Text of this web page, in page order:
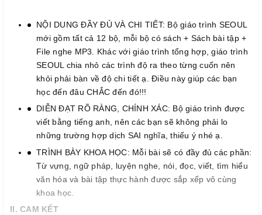
NỘI DUNG ĐẦY ĐỦ VÀ CHI TIẾT: Bộ giáo trình SEOUL
mới gồm tất cả 12 bộ, mỗi bộ có sách + Sách bài tập +
File nghe MP3. Khác với giáo trình tổng hợp, giáo trình
SEOUL chia nhỏ các trình độ ra theo từng cuốn nên
khỏi phải bàn về độ chi tiết ạ. Điều này giúp các bạn
học đến đâu CHẮC đến đó!!!
DIỄN ĐẠT RÕ RÀNG, CHÍNH XÁC: Bộ giáo trình được
viết bằng tiếng anh, nên các bạn sẽ không phải lo
những trường hợp dịch SAI nghĩa, thiếu ý nhé ạ.
TRÌNH BÀY KHOA HỌC: Mỗi bài sẽ có đầy đủ các phần:
Từ vựng, ngữ pháp, luyện nghe, nói, đọc, viết, tìm hiểu
văn hóa và bài tập thực hành được sắp xếp vô cùng
khoa học.
II. CAM KẾT